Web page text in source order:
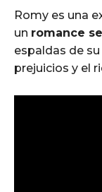
Romy es una
un romance
espaldas de
prejuicios y el